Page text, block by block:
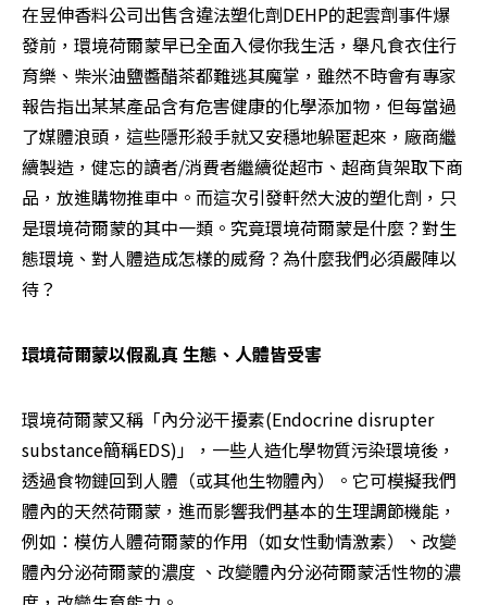
在昱伸香料公司出售含違法塑化劑DEHP的起雲劑事件爆
發前，環境荷爾蒙早已全面入侵你我生活，舉凡食衣住行
育樂、柴米油鹽醬醋茶都難逃其魔掌，雖然不時會有專家
報告指出某某產品含有危害健康的化學添加物，但每當過
了媒體浪頭，這些隱形殺手就又安穩地躲匿起來，廠商繼
續製造，健忘的讀者/消費者繼續從超市、超商貨架取下商
品，放進購物推車中。而這次引發軒然大波的塑化劑，只
是環境荷爾蒙的其中一類。究竟環境荷爾蒙是什麼？對生
態環境、對人體造成怎樣的威脅？為什麼我們必須嚴陣以
待？
環境荷爾蒙以假亂真 生態、人體皆受害
環境荷爾蒙又稱「內分泌干擾素(Endocrine disrupter
substance簡稱EDS)」，一些人造化學物質污染環境後，
透過食物鏈回到人體（或其他生物體內）。它可模擬我們
體內的天然荷爾蒙，進而影響我們基本的生理調節機能，
例如：模仿人體荷爾蒙的作用（如女性動情激素）、改變
體內分泌荷爾蒙的濃度 、改變體內分泌荷爾蒙活性物的濃